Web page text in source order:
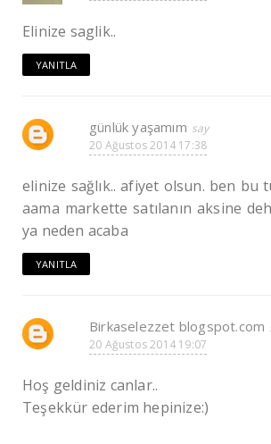
Elinize saglik..
YANITLA
günlük yaşamım
20 Ağustos 2014 17:38
elinize sağlık.. afiyet olsun. ben bu
aama markette satılanın aksine
ya neden acaba
YANITLA
Birkaselezzet blogspot.com
20 Ağustos 2014 19:07
Hoş geldiniz canlar..
Teşekkür ederim hepinize:)